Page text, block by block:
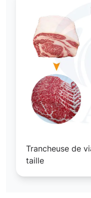
Trancheuse de
taille